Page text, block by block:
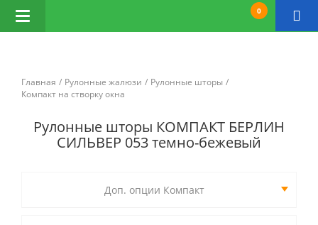
0
Открыть
навигацию
Главная Рулонные жалюзи
Рулонные шторы
Компакт на створку окна
Рулонные шторы КОМПАКТ БЕРЛИН
СИЛЬВЕР 053 темно-бежевый
Доп. опции Компакт